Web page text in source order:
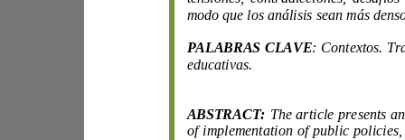
modo que los a nálisis sean más
PALABRAS CLAVE:
educativas.
ABSTRAC T:
of im plementation of public policie